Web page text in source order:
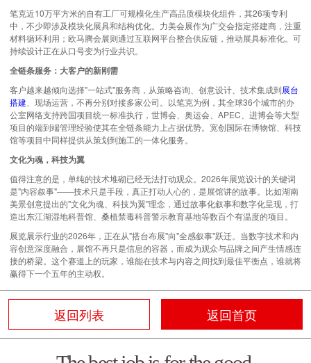
笔克近10万平方米的自有工厂可规模化生产高品质模块化组件，其26项专利
中，不少即涉及模块化展具和结构优化。力美会展作为广交会指定搭建商，注重
材料循环利用；欧马腾会展则通过互联网平台整合供应链，推动展具标准化。可
持续设计正在从口号变为行业共识。
全链条服务：大客户的新刚需
客户越来越倾向选择"一站式"服务商，从策略咨询、创意设计、技术集成到展台
搭建 、现场运营，不再分别对接多家公司。以笔克为例，其全球36个城市的办
公室网络支持跨国项目统一标准执行，世博会、奥运会、APEC、进博会等大型
项目的端到端管理经验使其在全链条能力上占据优势。宽创国际在博物馆、科技
馆等项目中同样提供从策划到施工的一体化服务。
文化为魂，科技为翼
值得注意的是，单纯的技术堆砌已经无法打动观众。2026年展览设计的关键词
是"内容叙事"——技术只是手段，真正打动人心的，是展馆讲的故事。比如湖南
美景创意提出的"文化为魂、科技为翼"理念，通过故事化叙事和数字化呈现，打
造出东江湖湿地科普馆、桑植禁毒科普警示教育基地等数百个有温度的项目。
展览展示行业的2026年，正在从"搭台布展"向"全感叙事"跃迁。当数字技术和内
容创意深度融合，展馆不再只是信息的容器，而成为观众与品牌之间产生情感连
接的桥梁。这个赛道上的玩家，谁能在技术与内容之间找到最佳平衡点，谁就将
赢得下一个五年的主动权。
返回列表 返回首页